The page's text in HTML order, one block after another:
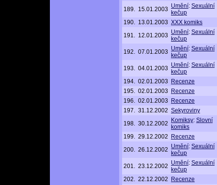
189. 15.01.2003 Umění: Sexuální
kečup
190. 13.01.2003 XXX komiks
191. 12.01.2003 Umění: Sexuální
kečup
192. 07.01.2003 Umění: Sexuální
kečup
193. 04.01.2003 Umění: Sexuální
kečup
194. 02.01.2003 Recenze
195. 02.01.2003 Recenze
196. 02.01.2003 Recenze
197. 31.12.2002 Sekyroviny
198. 30.12.2002 Komiksy: Slovní
komiks
199. 29.12.2002
Recenze
200. 26.12.2002 Umění: Sexuální
kečup
201. 23.12.2002 Umění: Sexuální
kečup
202. 22.12.2002
Recenze